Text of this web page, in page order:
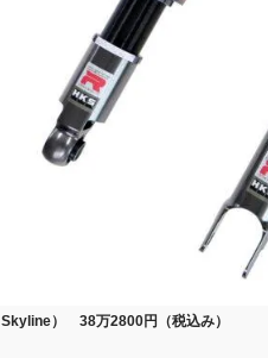
） 38万2800円（税込み）